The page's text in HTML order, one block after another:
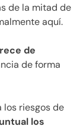
de la mitad de
aquí.
de
de forma
los riesgos de
los